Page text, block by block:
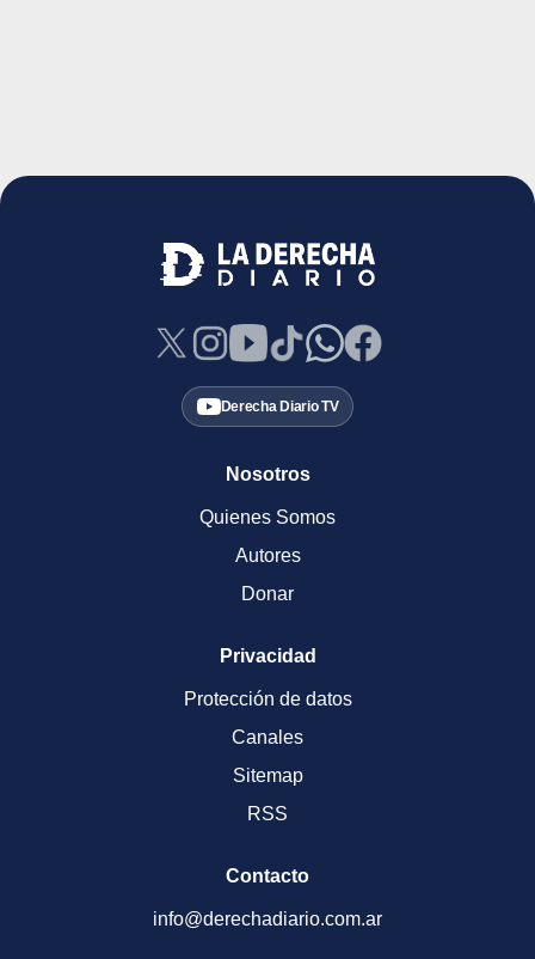
Derecha Diario TV
Nosotros
Quienes Somos
Autores
Donar
Privacidad
Protección de datos
Canales
Sitemap
RSS
Contacto
info@derechadiario.com.ar